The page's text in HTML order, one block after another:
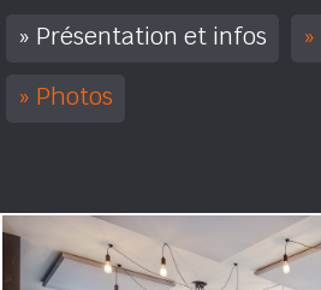
Présentation et infos
Photos